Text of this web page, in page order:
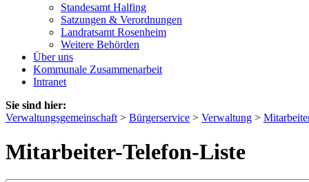
Standesamt Halfing
Satzungen & Verordnungen
Landratsamt Rosenheim
Weitere Behörden
Über uns
Kommunale Zusammenarbeit
Intranet
Sie sind hier:
Verwaltungsgemeinschaft > Bürgerservice > Verwaltung >
Mitarbeiter-Telefon-Liste